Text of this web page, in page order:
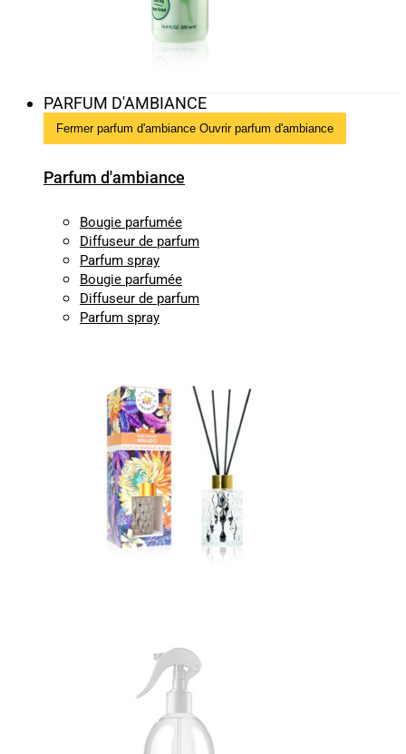
PARFUM D'AMBIANCE
Fermer parfum d'ambiance Ouvrir parfum d'ambiance
Parfum d'ambiance
Bougie parfumée
Diffuseur de parfum
Parfum spray
Bougie parfumée
Diffuseur de parfum
Parfum spray